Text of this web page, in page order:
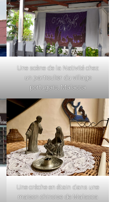
Une scène de la Nativité chez
un particulier du village
portugais, Malacca
Une crèche en étain dans une
maison chinoise de Malacca